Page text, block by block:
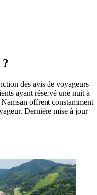
des avis de voyageurs
ayant réservé une nuit à
offrent constamment
Dernière mise à jour